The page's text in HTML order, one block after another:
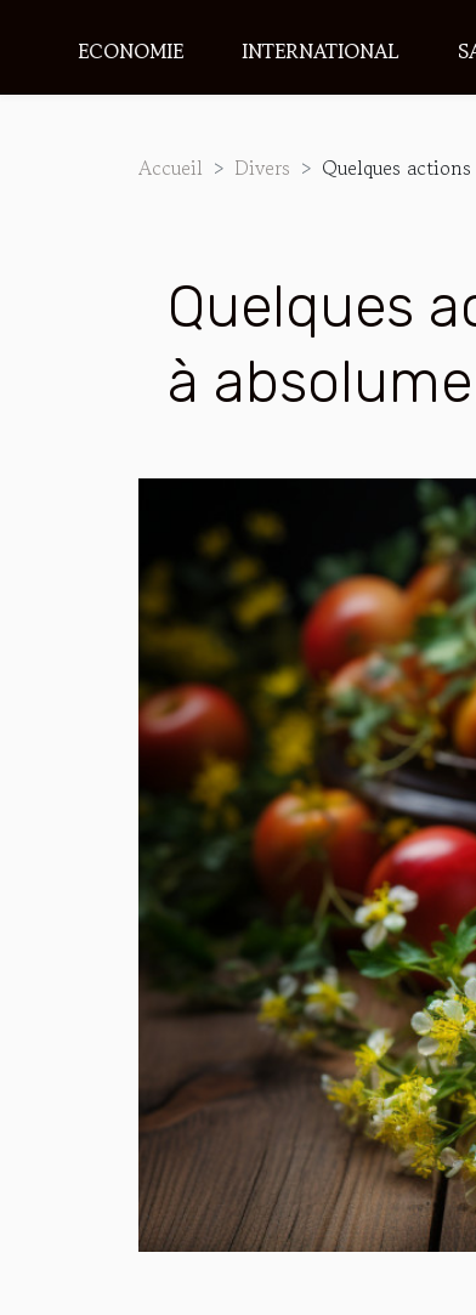
ECONOMIE INTERNATIONAL
Accueil Divers Quelques
Quelques
à